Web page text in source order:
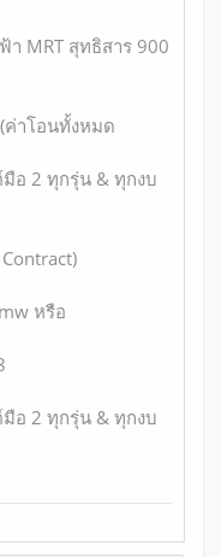
MRT สุทธิสาร 900
ค่าโอนทั้งหมด
อ 2 ทุกรุ่น & ทุกงบ
หรือ
อ 2 ทุกรุ่น & ทุกงบ